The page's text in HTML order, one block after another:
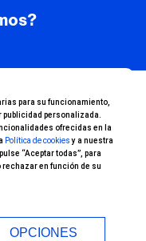
nuestro
de YouTube!
para su funcionamiento,
personalizada.
ofrecidas en la
Política de cookiesy a nuestra
“Aceptar todas”, para
rechazar en función de su
OPCIONES